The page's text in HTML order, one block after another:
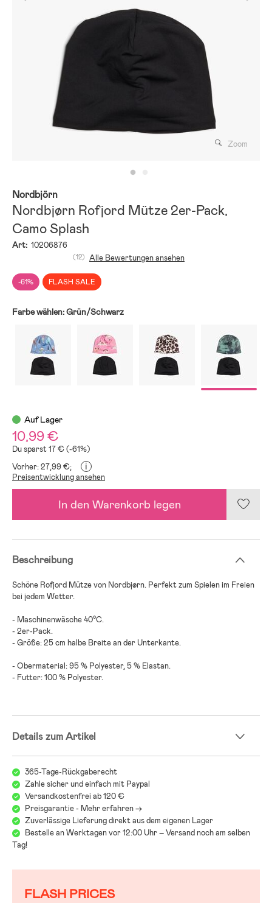
Zoom
Nordbjörn
Nordbjørn Rofjord Mütze 2er-Pack,
Camo Splash
Art: 10206876
-61% FLASH SALE
(12) Alle Bewertungen ansehen
Farbe wählen:Grün/Schwarz
Auf Lager
10,99 €
Du sparst 17 € (-61%)
Vorher: 27,99 €;
i
Preisentwicklung ansehen
In den Warenkorb legen
Beschreibung
Schöne Rofjord Mütze von Nordbjørn. Perfekt zum Spielen im Freien
bei jedem Wetter.
- Maschinenwäsche 40°C.
- 2er-Pack.
- Größe: 25 cm halbe Breite an der Unterkante.
- Obermaterial: 95 % Polyester, 5 % Elastan.
- Futter: 100 % Polyester.
Details zum Artikel
365-Tage-Rückgaberecht
Zahle sicher und einfach mit Paypal
Versandkostenfrei ab 120 €
Preisgarantie - Mehr erfahren ->
Zuverlässige Lieferung direkt aus dem eigenen Lager
Bestelle an Werktagen vor 12:00 Uhr – Versand noch am selben
Tag!
FLASH PRICES